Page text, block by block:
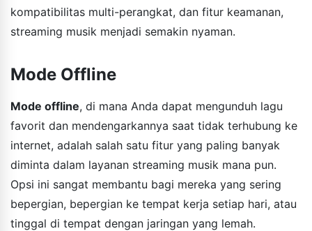
kompatibilitas multi-perangkat, dan fitur keamanan,
streaming musik menjadi semakin nyaman.
Mode Offline
Mode offline, di mana Anda dapat mengunduh lagu
favorit dan mendengarkannya saat tidak terhubung ke
internet, adalah salah satu fitur yang paling banyak
diminta dalam layanan streaming musik mana pun.
Opsi ini sangat membantu bagi mereka yang sering
bepergian, bepergian ke tempat kerja setiap hari, atau
tinggal di tempat dengan jaringan yang lemah.